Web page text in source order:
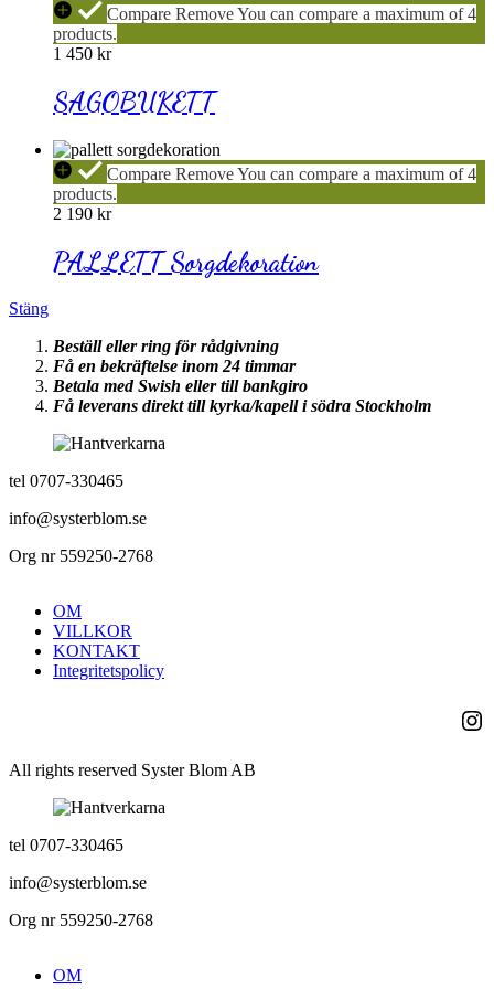
SAGOBUKETT
CompareRemoveYou can compare a maximum of 4
products.
1 450 kr
SAGOBUKETT
PALLETT
Sorgdekoration
CompareRemoveYou can compare a maximum of 4
products.
2 190 kr
PALLETT Sorgdekoration
Stäng
Beställ eller ring för rådgivning
Få en bekräftelse inom 24 timmar
Betala med Swish eller till bankgiro
Få leverans direkt till kyrka/kapell i södra Stockholm
tel 0707-330465
info@systerblom.se
Org nr 559250-2768
OM
VILLKOR
KONTAKT
Integritetspolicy
All rights reserved Syster Blom AB
tel 0707-330465
info@systerblom.se
Org nr 559250-2768
OM